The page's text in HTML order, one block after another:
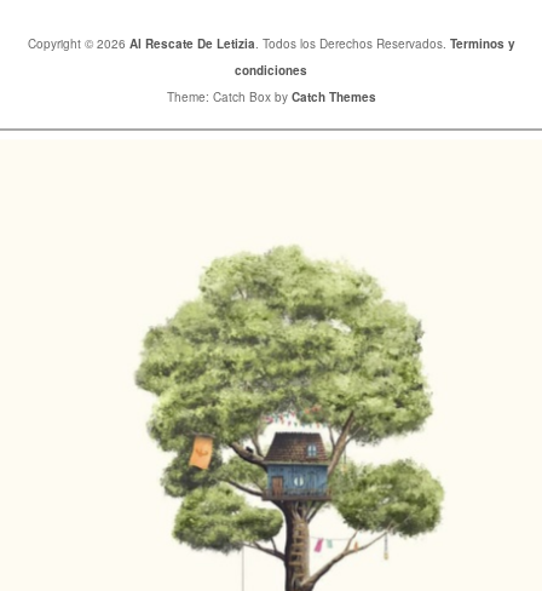
Copyright © 2026 Al Rescate De Letizia . Todos los Derechos Reservados. Terminos y
condiciones
Theme: Catch Box by Catch Themes